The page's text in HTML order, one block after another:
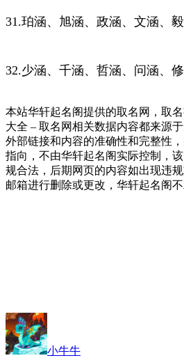
31.珀涵、旭涵、政涵、文涵、
32.少涵、千涵、哲涵、问涵、
本站华轩起名阁提供的取名网，取
大全 – 取名网相关数据内容都来源
外部链接和内容的准确性和完整性
指向，不由华轩起名阁实际控制，
规合法，后期网页的内容如出现违
邮箱进行删除或更改，华轩起名阁不
小牛牛